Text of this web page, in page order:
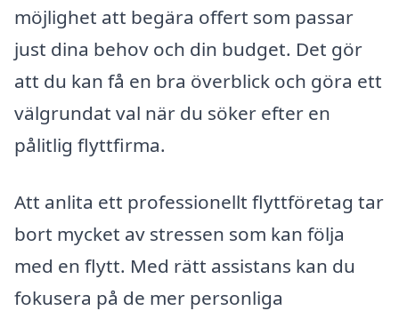
möjlighet att begära offert som passar
just dina behov och din budget. Det gör
att du kan få en bra överblick och göra ett
välgrundat val när du söker efter en
pålitlig flyttfirma.
Att anlita ett professionellt flyttföretag tar
bort mycket av stressen som kan följa
med en flytt. Med rätt assistans kan du
fokusera på de mer personliga